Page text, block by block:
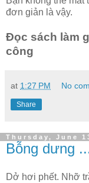
đơn giản là vậy.
Đọc sách làm
công
at 1:27 PM No
Share
Thursday, June
Bỗng dưng
Dở hơi phết. Nhỡ